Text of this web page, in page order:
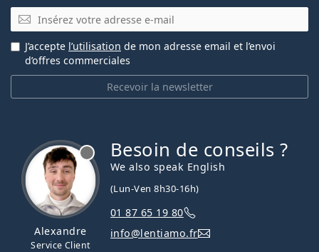
E-mail
Recevoir la newsletter
J’accepte l’utilisation de mon adresse email et l’envoi
d’offres commerciales
Alexandre
Service Client
Besoin de conseils ?
We also speak English
(Lun-Ven 8h30-16h)
01 87 65 19 80
info@lentiamo.fr